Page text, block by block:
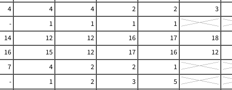
4 4 4 2 2
3
- 1 1 1
1
14 12 12 16 17
18
16 15 12 17 16
12
7 4 2 2
1
- 1 2 3
5